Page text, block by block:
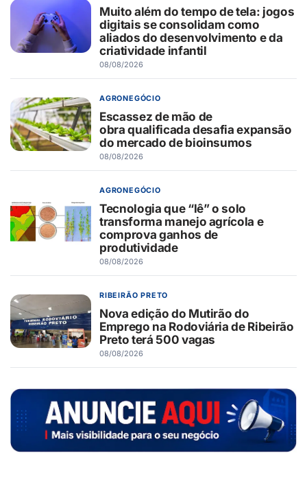
Muito além do tempo de tela: jogos
digitais se consolidam como
aliados do desenvolvimento e da
criatividade infantil
08/08/2026
AGRONEGÓCIO
Escassez de mão de
obra qualificada desafia expansão
do mercado de bioinsumos
08/08/2026
AGRONEGÓCIO
Tecnologia que “lê” o solo
transforma manejo agrícola e
comprova ganhos de
produtividade
08/08/2026
RIBEIRÃO PRETO
Nova edição do Mutirão do
Emprego na Rodoviária de Ribeirão
Preto terá 500 vagas
08/08/2026